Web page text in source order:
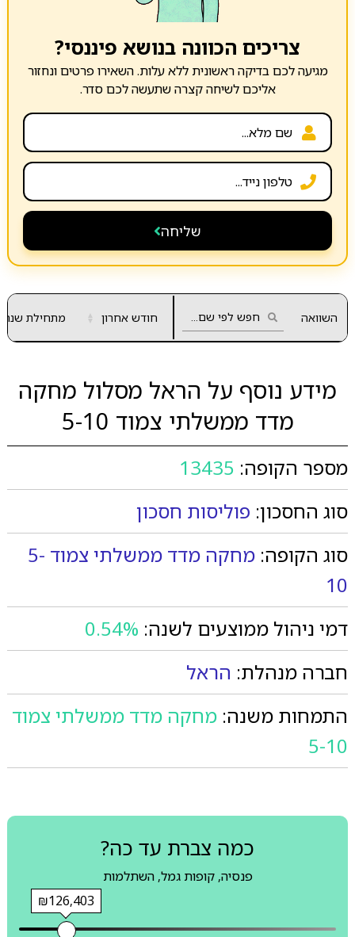
צריכים הכוונה בנושא פיננסי?
מגיעה לכם בדיקה ראשונית ללא עלות. השאירו פרטים ונחזור
אליכם לשיחה קצרה שתעשה לכם סדר.
שליחה
השוואה חודש אחרון ▲
▼ מתחילת שנה
מידע נוסף על הראל מסלול מחקה
מדד ממשלתי צמוד 5-10
מספר הקופה: 13435
סוג החסכון: פוליסות חסכון
סוג הקופה:
מחקה מדד ממשלתי צמוד 5-
10
דמי ניהול ממוצעים לשנה: 0.54%
חברה מנהלת: הראל
התמחות משנה: מחקה מדד ממשלתי צמוד
5-10
כמה צברת עד כה?
פנסיה, קופות גמל, השתלמות
₪126,403